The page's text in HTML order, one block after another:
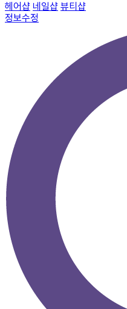
헤어샵 네일샵 뷰티샵
정보수정